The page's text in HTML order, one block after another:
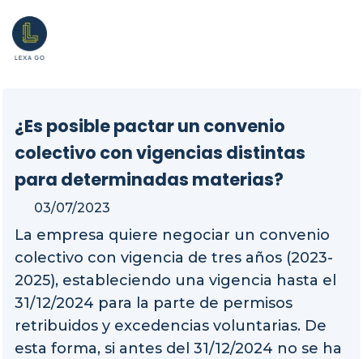
¿Es posible pactar un convenio
colectivo con vigencias distintas
para determinadas materias?
03/07/2023
La empresa quiere negociar un convenio
colectivo con vigencia de tres años (2023-
2025), estableciendo una vigencia hasta el
31/12/2024 para la parte de permisos
retribuidos y excedencias voluntarias. De
esta forma, si antes del 31/12/2024 no se ha